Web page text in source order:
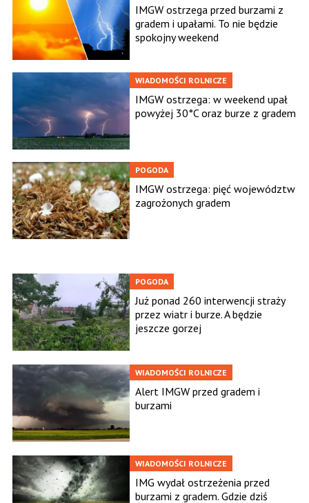
IMGW ostrzega przed burzami z
gradem i upałami. To nie będzie
spokojny weekend
WIADOMOŚCI ROLNICZE
IMGW ostrzega: w weekend upał
powyżej 30°C oraz burze z gradem
POGODA
IMGW ostrzega: pięć województw
zagrożonych gradem
POGODA
Już ponad 260 interwencji straży
przez wiatr i burze. A będzie
jeszcze gorzej
WIADOMOŚCI ROLNICZE
Alert IMGW przed gradem i
burzami
WIADOMOŚCI ROLNICZE
IMG wydał ostrzeżenia przed
burzami z gradem. Gdzie dziś